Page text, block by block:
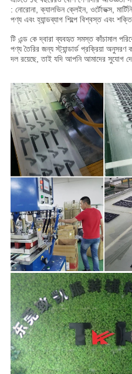
: নোরোনা, ক্যালভিন ক্লেইন, ওর্টোভক্স,
পণ্য এবং হ্যান্ডব্যাগ শিল্পে বিশ্বস্ত এবং
টি এন্ড কে দ্বারা ব্যবহৃত সমস্ত কাঁচামাল
পণ্য তৈরির জন্য স্ট্যান্ডার্ড প্রক্রিয়া অনুসরণ
দল রয়েছে, তাই যদি আপনি আমাদের সুযোগ